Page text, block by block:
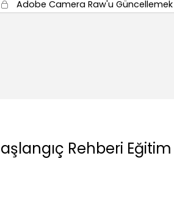
Adobe Camera Raw'u Güncellemek
01:25
Adobe Camera Raw Arayüzü
Rehberi Eğitim